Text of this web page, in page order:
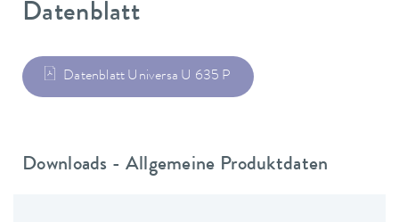
Datenblatt
Datenblatt Universa U 635 P
Downloads - Allgemeine Produktdaten